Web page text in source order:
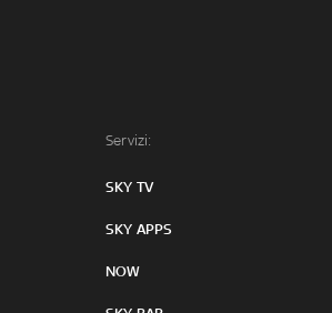
Servizi:
SKY TV
SKY APPS
NOW